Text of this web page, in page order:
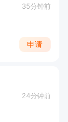
35分钟前
申请
24分钟前